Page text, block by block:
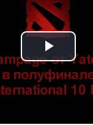
Play